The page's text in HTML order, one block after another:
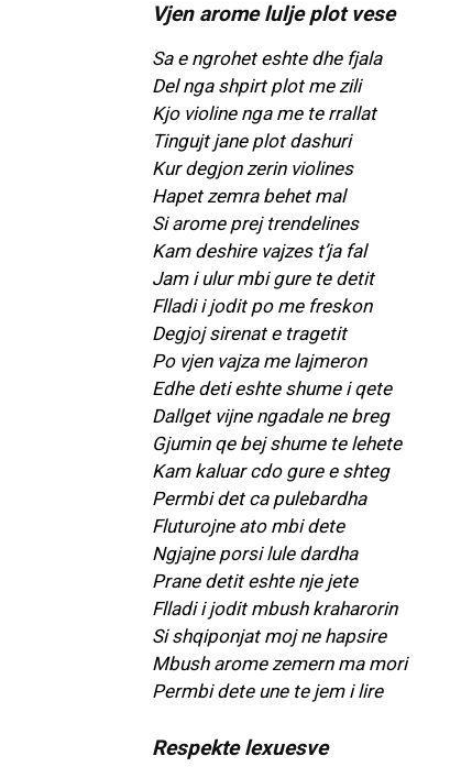
Vjen arome lulje plot vese
Sa e ngrohet eshte dhe fjala
Del nga shpirt plot me zili
Kjo violine nga me te rrallat
Tingujt jane plot dashuri
Kur degjon zerin violines
Hapet zemra behet mal
Si arome prej trendelines
Kam deshire vajzes t’ja fal
Jam i ulur mbi gure te detit
Flladi i jodit po me freskon
Degjoj sirenat e tragetit
Po vjen vajza me lajmeron
Edhe deti eshte shume i qete
Dallget vijne ngadale ne breg
Gjumin qe bej shume te lehete
Kam kaluar cdo gure e shteg
Permbi det ca pulebardha
Fluturojne ato mbi dete
Ngjajne porsi lule dardha
Prane detit eshte nje jete
Flladi i jodit mbush kraharorin
Si shqiponjat moj ne hapsire
Mbush arome zemern ma mori
Permbi dete une te jem i lire
Respekte lexuesve